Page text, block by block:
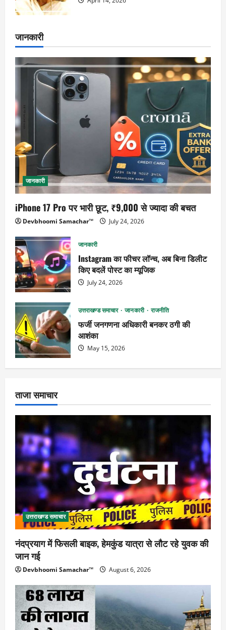
जानकारी
जानकारी
iPhone 17 Pro पर भारी छूट, ₹9,000 से ज्यादा की बचत
Devbhoomi Samachar™ July 24, 2026
जानकारी
Instagram का फीचर लॉन्च, अब बिना डिलीट
किए बदलें पोस्ट का म्यूजिक
July 24, 2026
उत्तराखण्ड समाचार जानकारी राजनीति
फर्जी जनगणना अधिकारी बनकर ठगी की
आशंका
May 15, 2026
ताजा समाचार
उत्तराखण्ड समाचार
नंदप्रयाग में फिसली बाइक, हेमकुंड यात्रा से लौट रहे युवक की
जान गई
Devbhoomi Samachar™ August 6, 2026